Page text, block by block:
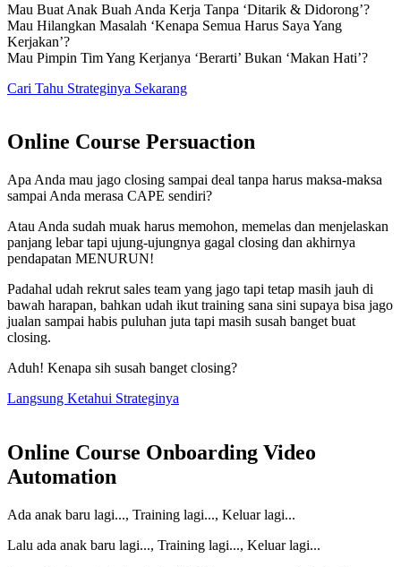
Mau Buat Anak Buah Anda Kerja Tanpa ‘Ditarik & Didorong’?
Mau Hilangkan Masalah ‘Kenapa Semua Harus Saya Yang
Kerjakan’?
Mau Pimpin Tim Yang Kerjanya ‘Berarti’ Bukan ‘Makan Hati’?
Cari Tahu Strateginya Sekarang
Online Course Persuaction
Apa Anda mau jago closing sampai deal tanpa harus maksa-maksa
sampai Anda merasa CAPE sendiri?
Atau Anda sudah muak harus memohon, memelas dan menjelaskan
panjang lebar tapi ujung-ujungnya gagal closing dan akhirnya
pendapatan MENURUN!
Padahal udah rekrut sales team yang jago tapi tetap masih jauh di
bawah harapan, bahkan udah ikut training sana sini supaya bisa jago
jualan sampai habis puluhan juta tapi masih susah banget buat
closing.
Aduh! Kenapa sih susah banget closing?
Langsung Ketahui Strateginya
Online Course Onboarding Video
Automation
Ada anak baru lagi..., Training lagi..., Keluar lagi...
Lalu ada anak baru lagi..., Training lagi..., Keluar lagi...